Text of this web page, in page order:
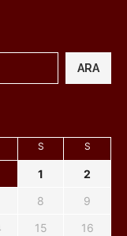
ARA
S S
1
2
8
9
15
16